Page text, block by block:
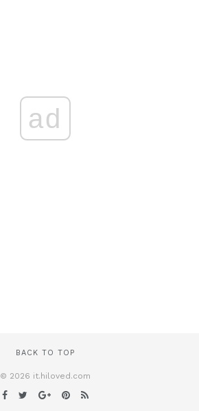
ad
BACK TO TOP
© 2026 it.hiloved.com